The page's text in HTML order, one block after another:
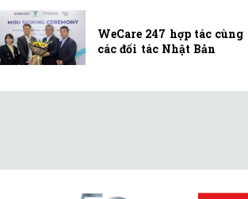
WeCare 247 hợp tác cùng
các đối tác Nhật Bản